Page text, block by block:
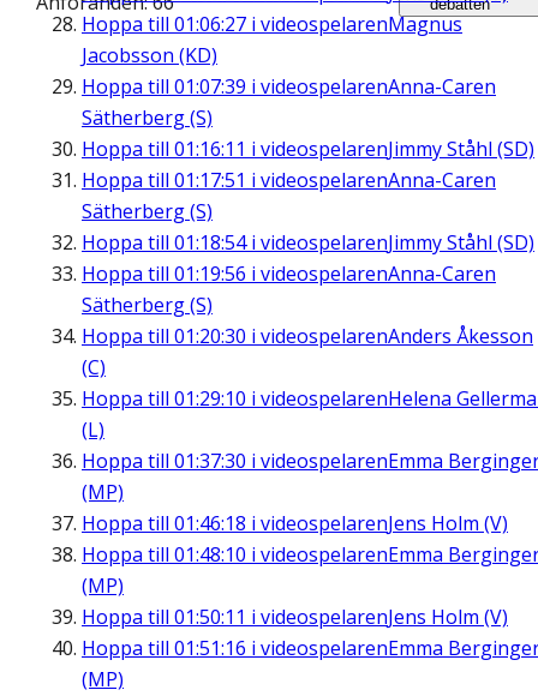
Hoppa till 01:06:27 i videospelarenMagnus
Jacobsson (KD)
Hoppa till 01:07:39 i videospelarenAnna-Caren
Sätherberg (S)
Hoppa till 01:16:11 i videospelarenJimmy Ståhl (SD)
Hoppa till 01:17:51 i videospelarenAnna-Caren
Sätherberg (S)
Hoppa till 01:18:54i videospelarenJimmy Ståhl (SD)
Hoppa till 01:19:56 i videospelarenAnna-Caren
Sätherberg (S)
Hoppa till 01:20:30 i videospelarenAnders Åkesson
(C)
Hoppa till 01:29:10 i videospelarenHelena
(L)
Hoppa till 01:37:30 i videospelarenEmma
(MP)
Hoppa till 01:46:18 i videospelarenJens Holm (V)
Hoppa till 01:48:10 i videospelarenEmma
(MP)
Hoppa till 01:50:11 i videospelarenJens Holm (V)
Hoppa till 01:51:16 i videospelarenEmma
(MP)
debatten